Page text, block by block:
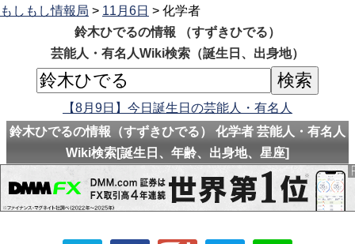
もしもし情報局 > 11月6日 > 化学者
鈴木ひでるの情報 （すずきひでる）
芸能人・有名人Wiki検索（誕生日、出身地）
【8月9日】今日誕生日の芸能人・有名人
鈴木ひでるの情報（すずきひでる） 化学者 芸能人・有名人
Wiki検索[誕生日、年齢、出身地、星座]